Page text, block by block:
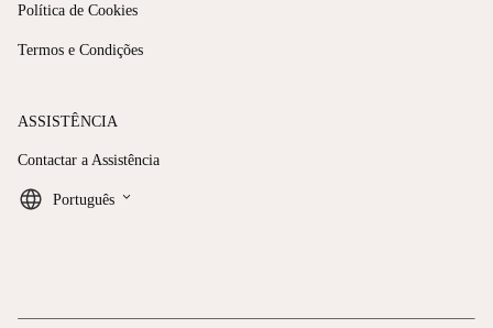
Política de Cookies
Termos e Condições
ASSISTÊNCIA
Contactar a Assistência
Português keyboard_arrow_down